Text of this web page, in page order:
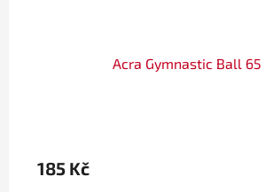
Acra Gymnastic Ball 65
185 Kč